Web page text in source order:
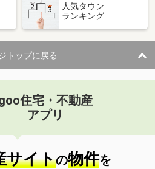
人気タウン
ランキング
トップに戻る
住宅・不動産
アプリ
サイトの物件を